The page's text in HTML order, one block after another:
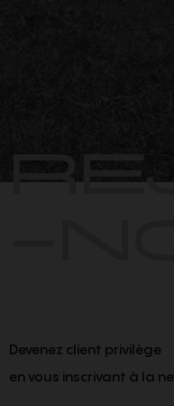
Devenez client privilège
en vous inscrivant à la